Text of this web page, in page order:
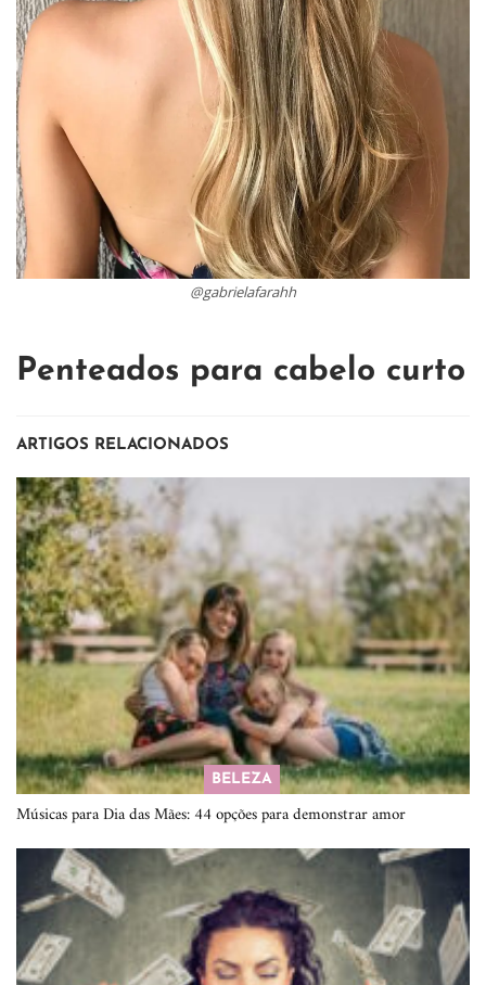
@gabrielafarahh
Penteados para cabelo curto
ARTIGOS RELACIONADOS
BELEZA
Músicas para Dia das Mães: 44 opções para demonstrar amor